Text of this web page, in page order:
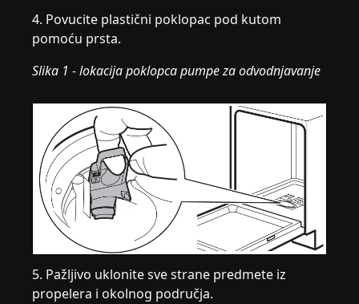
4. Povucite plastični poklopac pod kutom
pomoću prsta.
Slika 1 - lokacija poklopca pumpe za odvodnjavanje
5. Pažljivo uklonite sve strane predmete iz
propelera i okolnog područja.